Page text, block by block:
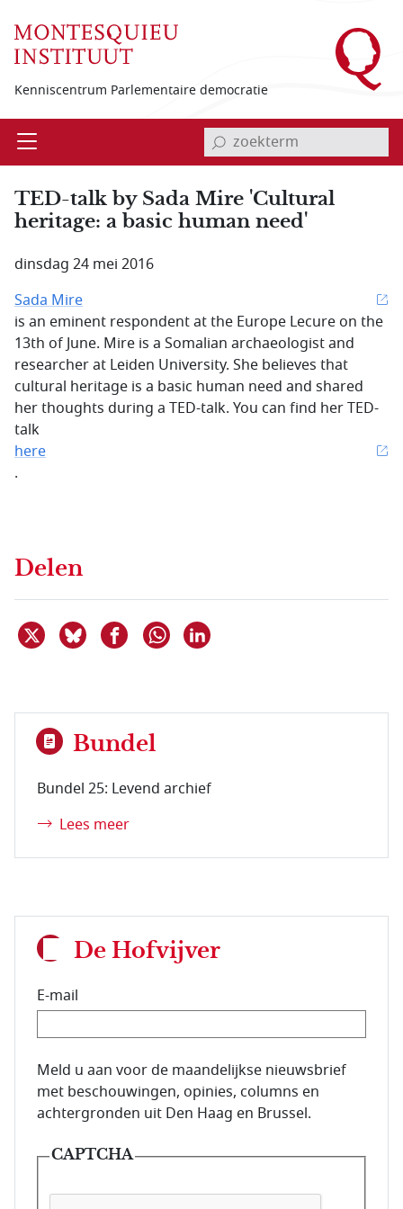
Kenniscentrum Parlementaire democratie
Open invoerveld zoekterm
TED-talk by Sada Mire 'Cultural
heritage: a basic human need'
dinsdag 24 mei 2016
Sada Mire
is an eminent respondent at the Europe Lecure on the
13th of June. Mire is a Somalian archaeologist and
researcher at Leiden University. She believes that
cultural heritage is a basic human need and shared
her thoughts during a TED-talk. You can find her TED-
talk
here
.
Delen
Deel dit item op X
Deel dit item op Bluesky
Deel dit item op Facebook
Delen via WhatsApp
Bundel
Bundel 25: Levend archief
Lees meer
De Hofvijver
E-mail
E-mailadres van de abonnee.
Meld u aan voor de maandelijkse nieuwsbrief
met beschouwingen, opinies, columns en
achtergronden uit Den Haag en Brussel.
CAPTCHA